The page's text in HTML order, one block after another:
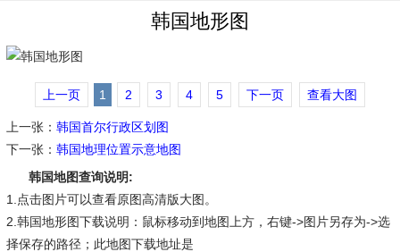
韩国地形图
上一页 1 2 3 4 5 下一页 查看大图
上一张： 韩国首尔行政区划图
下一张： 韩国地理位置示意地图
韩国地图查询说明:
1.点击图片可以查看原图高清版大图。
2.韩国地形图下载说明：鼠标移动到地图上方，右键->图片另存为->选
择保存的路径；此地图下载地址是